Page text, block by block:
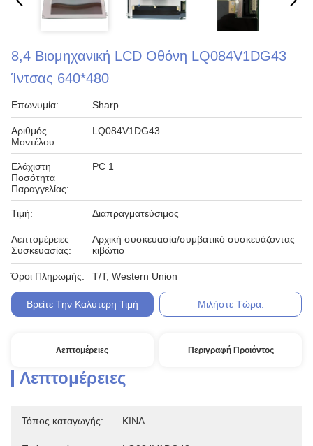
8,4 Βιομηχανική LCD Οθόνη LQ084V1DG43
Ίντσας 640*480
Επωνυμία: Sharp
Αριθμός
Μοντέλου:
LQ084V1DG43
Ελάχιστη
Ποσότητα
Παραγγελίας:
PC 1
Τιμή: Διαπραγματεύσιμος
Λεπτομέρειες
Συσκευασίας:
Αρχική συσκευασία/συμβατικό συσκευάζοντας
κιβώτιο
Όροι Πληρωμής: T/T, Western Union
Βρείτε Την Καλύτερη Τιμή Μιλήστε Τώρα.
Λεπτομέρειες Περιγραφή Προϊόντος
Λεπτομέρειες
Τόπος καταγωγής: ΚΙΝΑ